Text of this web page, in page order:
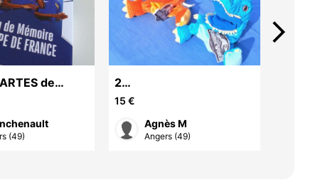
de
- Equipe de
(49)
2
peluches/marionnettes "
JURASSIC World > VOIR
Descriptif
15 €
Agnès M
Angers (49)
arrow_forward_ios